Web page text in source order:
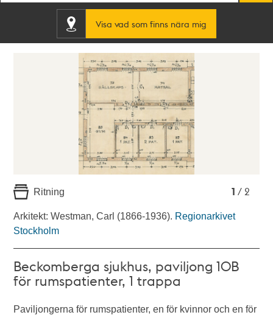
Visa vad som finns nära mig
1 / 2
Ritning
Arkitekt: Westman, Carl (1866-1936). Regionarkivet
Stockholm
Beckomberga sjukhus, paviljong 10B
för rumspatienter, 1 trappa
Paviljongerna för rumspatienter, en för kvinnor och en för